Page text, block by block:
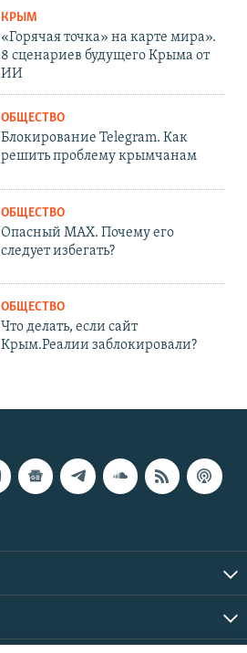
КРЫМ
«Горячая точка» на карте мира».
8 сценариев будущего Крыма от
ИИ
ОБЩЕСТВО
Блокирование Telegram. Как
решить проблему крымчанам
ОБЩЕСТВО
Опасный MAX. Почему его
следует избегать?
ОБЩЕСТВО
Что делать, если сайт
Крым.Реалии заблокировали?